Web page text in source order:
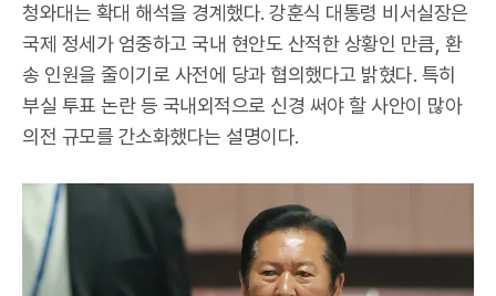
청와대는 확대 해석을 경계했다. 강훈식 대통령 비서실장은
국제 정세가 엄중하고 국내 현안도 산적한 상황인 만큼, 환
송 인원을 줄이기로 사전에 당과 협의했다고 밝혔다. 특히
부실 투표 논란 등 국내외적으로 신경 써야 할 사안이 많아
의전 규모를 간소화했다는 설명이다.